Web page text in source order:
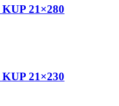
21×280
21×230